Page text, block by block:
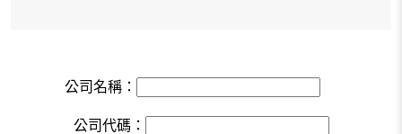
公司名稱：
公司代碼：